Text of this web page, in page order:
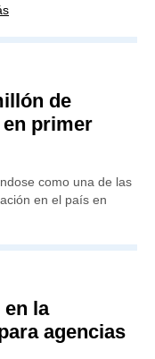
de
primer
como una de las
en el país en
la
agencias